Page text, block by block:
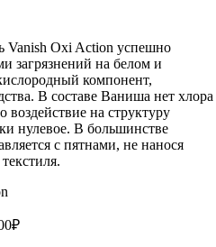
Vanish Oxi Action успешно
загрязнений на белом и
компонент,
В составе Ваниша нет хлора
воздействие на структуру
нулевое. В большинстве
с пятнами, не нанося